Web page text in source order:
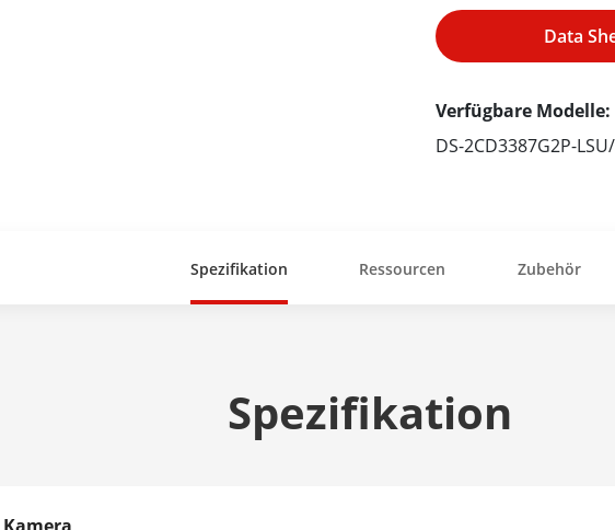
Data
Verfügbare Modelle:
DS-2CD3387G2P-
Spezifikation Ressourcen Zubehör
Spezifikation